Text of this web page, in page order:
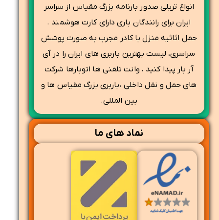
انواع تریلی صدور بارنامه بزرگ مقیاس از سراسر
ایران برای رانندگان باری دارای کارت هوشمند .
حمل اثاثیه منزل با کادر مجرب به صورت پوشش
سراسری، لیست بهترین باربری های ایران را در آی
آر بار پیدا کنید ، وانت تلفنی ها اتوبارها شرکت
های حمل و نقل داخلی ،باربری بزرگ مقیاس ها و
بین المللی.
نماد های ما